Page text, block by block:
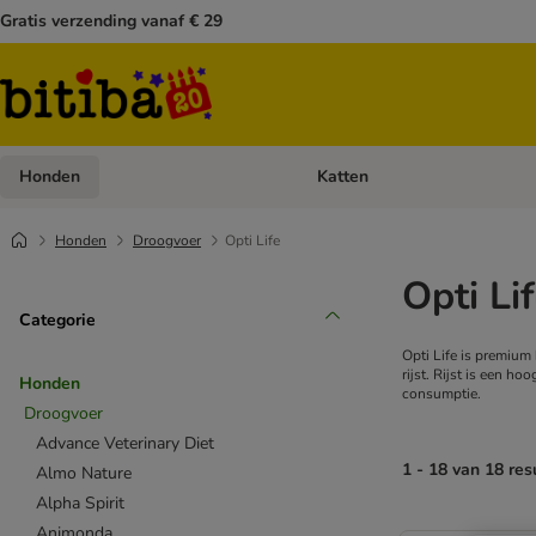
Gratis verzending vanaf € 29
Honden Open categoriemenu: Honden
Katten
Honden Droogvoer Opti Life
Categorie
Honden
Droogvoer
Advance Veterinary Diet
Almo Nature
Alpha Spirit
Opti
Opti Life is
rijst. Rijst is een
consumptie.
1 - 18 van 18